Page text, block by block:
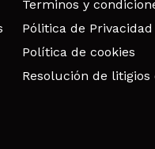
Terminos y
Pólitica de Privacidad
Política de cookies
Resolución de litigios